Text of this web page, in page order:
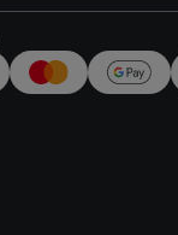
Door te
Door op
inclusief